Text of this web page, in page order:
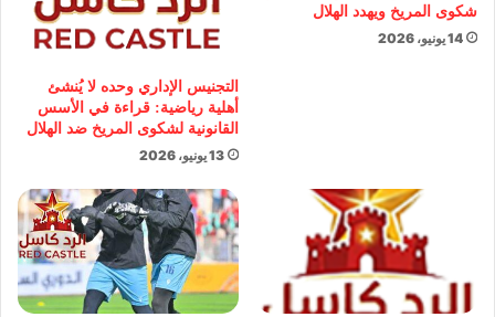
شكوى المريخ ويهدد الهلال
14 يونيو، 2026
التجنيس الإداري وحده لا يُنشئ
أهلية رياضية: قراءة في الأسس
القانونية لشكوى المريخ ضد الهلال
13 يونيو، 2026